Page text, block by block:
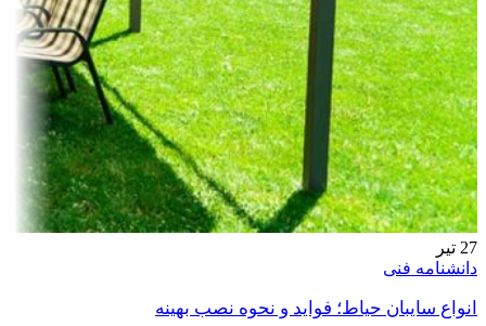
27 تیر
دانشنامه فنی
انواع سایبان حیاط؛ فواید و نحوه نصب بهینه